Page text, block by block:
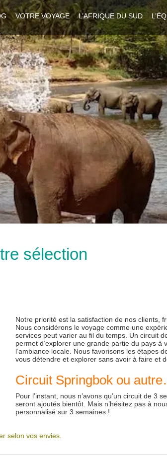
VOTRE VOYAGE L’AFRIQUE DU SUD
sélection
Notre priorité est la satisfaction de nos clients,
Nous considérons le voyage comme une
services peut varier au fil du temps. Un circuit
permet d’explorer une grande partie du pays
l’ambiance locale. Nous favorisons les étapes
vous détendre et explorer sans avoir à faire et
Circuit Springbok ou
Pour l’instant, nous n’avons qu’un circuit de 3
seront ajoutés bientôt. Mais n’hésitez pas à
personnalisé sur 3 semaines !
selon vos envies.